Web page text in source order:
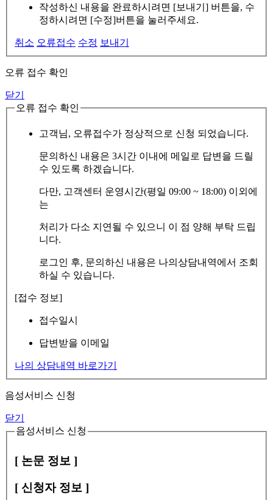
작성하신 내용을 완료하시려면 [보내기] 버튼을, 수
정하시려면 [수정]버튼을 눌러주세요.
취소 오류접수 수정 보내기
오류 접수 확인
닫기
오류 접수 확인
고객님, 오류접수가 정상적으로 신청 되었습니다.
문의하신 내용은 3시간 이내에 메일로 답변을 드릴
수 있도록 하겠습니다.
다만, 고객센터 운영시간(평일 09:00 ~ 18:00) 이외에
는
처리가 다소 지연될 수 있으니 이 점 양해 부탁 드립
니다.
로그인 후, 문의하신 내용은 나의상담내역에서 조회
하실 수 있습니다.
[접수 정보]
접수일시
답변받을 이메일
나의 상담내역 바로가기
음성서비스 신청
닫기
음성서비스 신청
[ 논문 정보 ]
[ 신청자 정보 ]